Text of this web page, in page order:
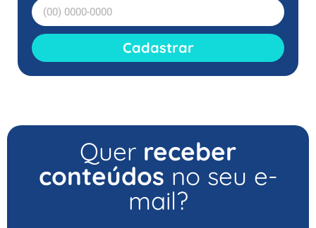
Cadastrar
Quer receber
conteúdos no seu e-
mail?